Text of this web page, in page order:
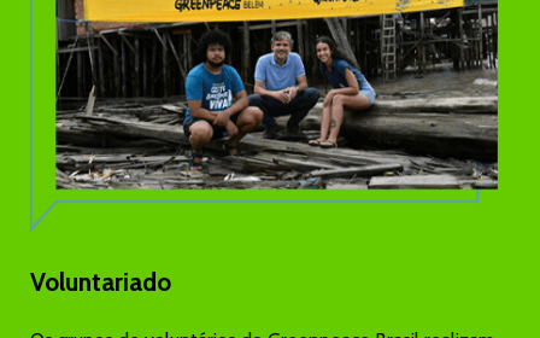
Voluntariado